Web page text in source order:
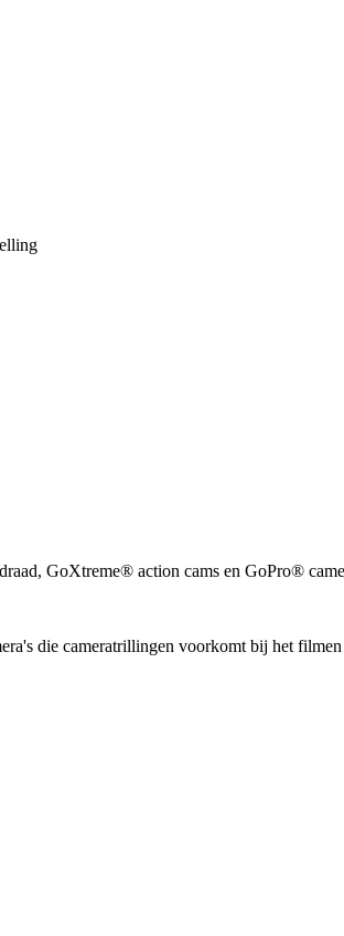
GoXtreme® action cams en GoPro®
die cameratrillingen voorkomt bij het